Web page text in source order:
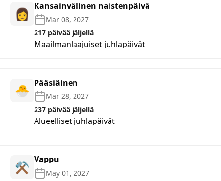
👩 Kansainvälinen naistenpäivä
Mar 08, 2027
217 päivää jäljellä
Maailmanlaajuiset juhlapäivät
🐣 Pääsiäinen
Mar 28, 2027
237 päivää jäljellä
Alueelliset juhlapäivät
⚒️ Vappu
May 01, 2027